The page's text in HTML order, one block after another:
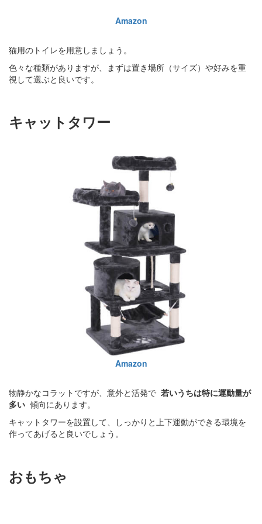
Amazon
猫用のトイレを用意しましょう。
色々な種類がありますが、まずは置き場所（サイズ）や好みを重
視して選ぶと良いです。
キャットタワー
Amazon
物静かなコラットですが、意外と活発で 若いうちは特に運動量が
多い 傾向にあります。
キャットタワーを設置して、しっかりと上下運動ができる環境を
作ってあげると良いでしょう。
おもちゃ